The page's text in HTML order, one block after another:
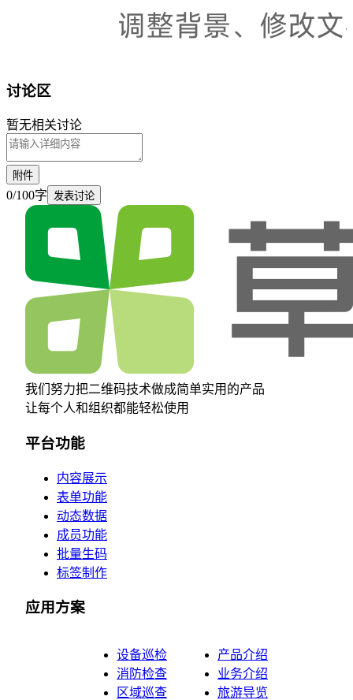
讨论区
暂无相关讨论
附件
0/100字 发表讨论
我们努力把二维码技术做成简单实用的产品
让每个人和组织都能轻松使用
平台功能
内容展示
表单功能
动态数据
成员功能
批量生码
标签制作
应用方案
设备巡检
消防检查
区域巡查
产品介绍
业务介绍
旅游导览